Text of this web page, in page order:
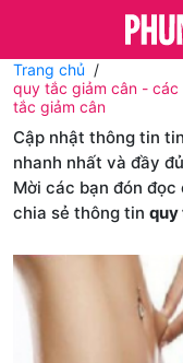
Trang chủ
quy tắc giảm cân -
tắc giảm cân
Cập nhật thông tin
nhanh nhất và đầy
Mời các bạn đón
chia sẻ thông tin quy